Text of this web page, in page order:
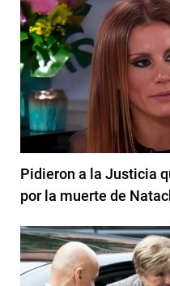
Pidieron a la Justicia
por la muerte de